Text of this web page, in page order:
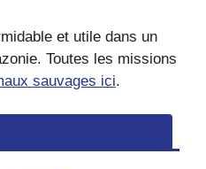
et utile dans un
Toutes les missions
sauvages ici.